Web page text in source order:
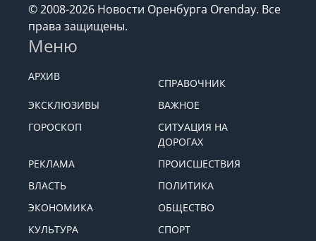
© 2008-2026 Новости Оренбурга Orenday. Все
права защищены.
Меню
АРХИВ
СПРАВОЧНИК
ЭКСКЛЮЗИВЫ
ВАЖНОЕ
ГОРОСКОП
СИТУАЦИЯ НА
ДОРОГАХ
РЕКЛАМА
ПРОИСШЕСТВИЯ
ВЛАСТЬ
ПОЛИТИКА
ЭКОНОМИКА
ОБЩЕСТВО
КУЛЬТУРА
СПОРТ